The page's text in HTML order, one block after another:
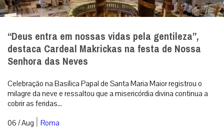
“Deus entra em nossas vidas pela gentileza”,
destaca Cardeal Makrickas na festa de Nossa
Senhora das Neves
Celebração na Basílica Papal de Santa Maria Maior registrou o
milagre da neve e ressaltou que a misericórdia divina continua a
cobrir as feridas...
06 / Aug | Roma